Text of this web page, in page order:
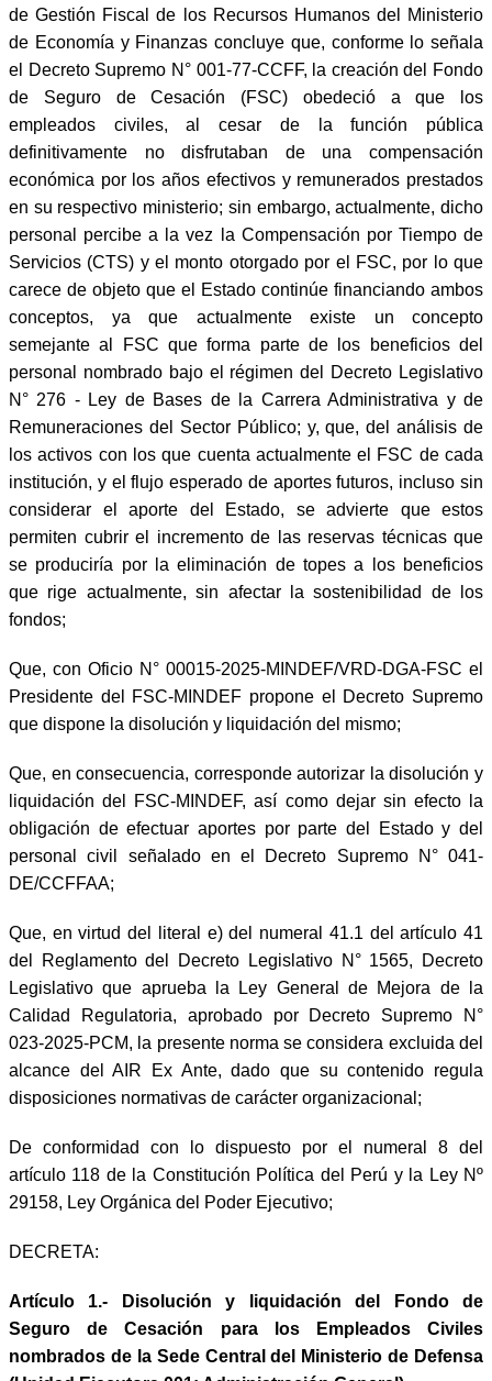
de Gestión Fiscal de los Recursos Humanos del Ministerio
de Economía y Finanzas concluye que, conforme lo señala
el Decreto Supremo N° 001-77-CCFF, la creación del Fondo
de Seguro de Cesación (FSC) obedeció a que los
empleados civiles, al cesar de la función pública
definitivamente no disfrutaban de una compensación
económica por los años efectivos y remunerados prestados
en su respectivo ministerio; sin embargo, actualmente, dicho
personal percibe a la vez la Compensación por Tiempo de
Servicios (CTS) y el monto otorgado por el FSC, por lo que
carece de objeto que el Estado continúe financiando ambos
conceptos, ya que actualmente existe un concepto
semejante al FSC que forma parte de los beneficios del
personal nombrado bajo el régimen del Decreto Legislativo
N° 276 - Ley de Bases de la Carrera Administrativa y de
Remuneraciones del Sector Público; y, que, del análisis de
los activos con los que cuenta actualmente el FSC de cada
institución, y el flujo esperado de aportes futuros, incluso sin
considerar el aporte del Estado, se advierte que estos
permiten cubrir el incremento de las reservas técnicas que
se produciría por la eliminación de topes a los beneficios
que rige actualmente, sin afectar la sostenibilidad de los
fondos;
Que, con Oficio N° 00015-2025-MINDEF/VRD-DGA-FSC el
Presidente del FSC-MINDEF propone el Decreto Supremo
que dispone la disolución y liquidación del mismo;
Que, en consecuencia, corresponde autorizar la disolución y
liquidación del FSC-MINDEF, así como dejar sin efecto la
obligación de efectuar aportes por parte del Estado y del
personal civil señalado en el Decreto Supremo N° 041-
DE/CCFFAA;
Que, en virtud del literal e) del numeral 41.1 del artículo 41
del Reglamento del Decreto Legislativo N° 1565, Decreto
Legislativo que aprueba la Ley General de Mejora de la
Calidad Regulatoria, aprobado por Decreto Supremo N°
023-2025-PCM, la presente norma se considera excluida del
alcance del AIR Ex Ante, dado que su contenido regula
disposiciones normativas de carácter organizacional;
De conformidad con lo dispuesto por el numeral 8 del
artículo 118 de la Constitución Política del Perú y la Ley Nº
29158, Ley Orgánica del Poder Ejecutivo;
DECRETA:
Artículo 1.- Disolución y liquidación del Fondo de
Seguro de Cesación para los Empleados Civiles
nombrados de la Sede Central del Ministerio de Defensa